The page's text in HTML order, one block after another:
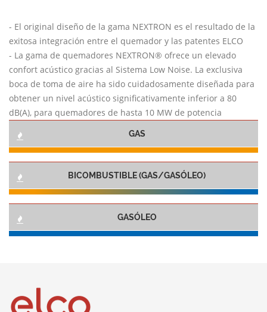
- El original diseño de la gama NEXTRON es el resultado de la
exitosa integración entre el quemador y las patentes ELCO
- La gama de quemadores NEXTRON® ofrece un elevado
confort acústico gracias al Sistema Low Noise. La exclusiva
boca de toma de aire ha sido cuidadosamente diseñada para
obtener un nivel acústico significativamente inferior a 80
dB(A), para quemadores de hasta 10 MW de potencia
GAS
BICOMBUSTIBLE (GAS/GASÓLEO)
GASÓLEO